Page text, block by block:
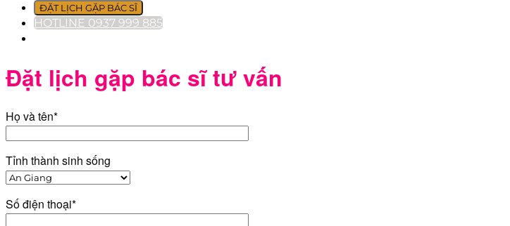
ĐẶT LỊCH GẶP BÁC SĨ
HOTLINE 0937 999 885
Đặt lịch gặp bác sĩ tư vấn
Họ và tên*
Tỉnh thành sinh sống
Số điện thoại*